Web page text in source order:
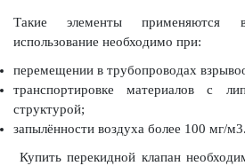
Такие элементы применяются
использование необходимо при:
перемещении в трубопроводах
транспортировке материалов с
структурой;
запылённости воздуха более 100 мг/м3.
Купить перекидной клапан